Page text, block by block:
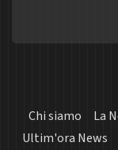
Chi siamo La
Ultim'ora News